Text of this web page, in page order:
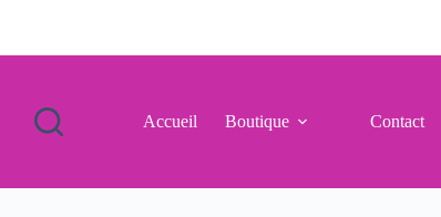
Accueil Boutique Contact